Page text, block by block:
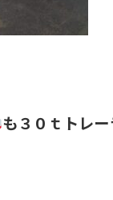
も３０ｔトレー